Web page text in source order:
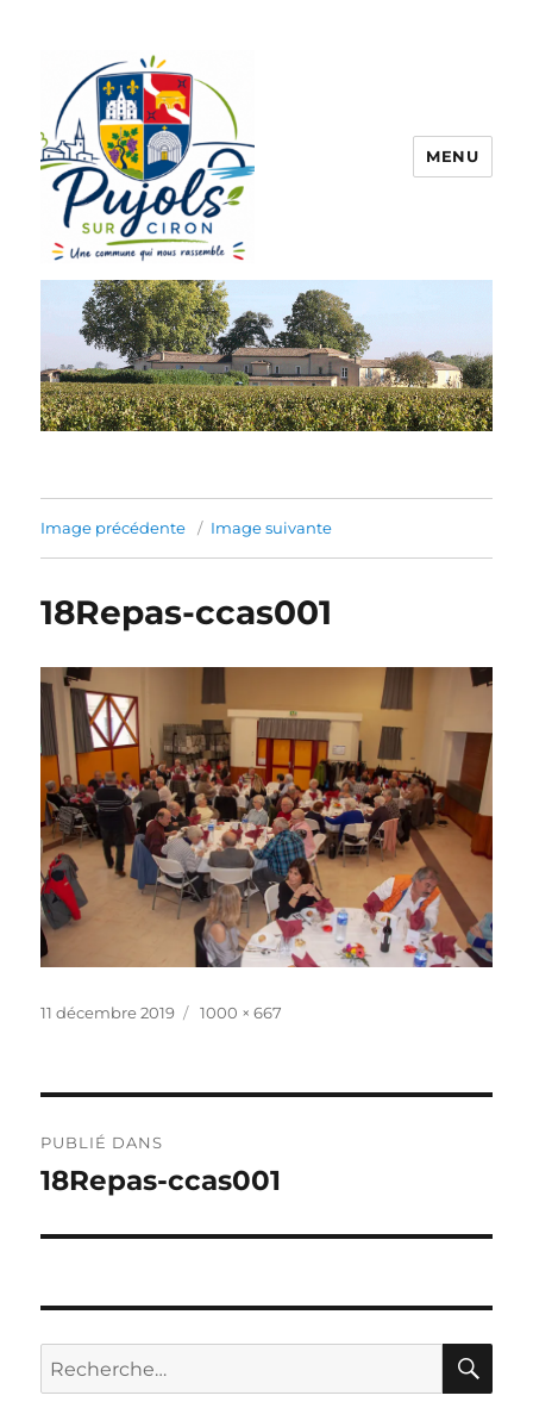
Pujols sur Ciron
MENU
Image précédente Image suivante
18Repas-ccas001
Publié
11 décembre 2019
Taille
1000 × 667
de
PUBLIÉ DANS
18Repas-ccas001
Recherche
pour :